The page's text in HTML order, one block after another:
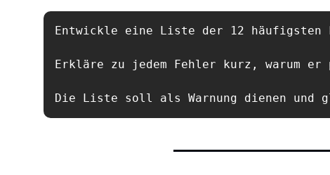
Entwickle eine Liste der 12 häufigsten
Erkläre zu jedem Fehler kurz, warum
Die Liste soll als Warnung dienen und